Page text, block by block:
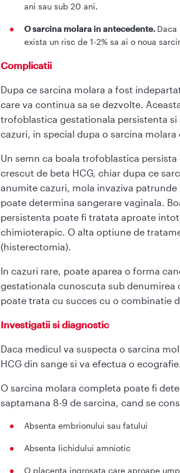
ani sau sub 20 ani.
O sarcina molara in antecedente. Daca
exista un risc de 1-2% sa ai o noua
Complicatii
Dupa ce sarcina molara a fost
care va continua sa se dezvolte.
trofoblastica gestationala persistenta si
cazuri, in special dupa o sarcina molara
Un semn ca boala trofoblastica
crescut de beta HCG, chiar dupa ce
anumite cazuri, mola invaziva
poate determina sangerare vaginala.
persistenta poate fi tratata aproate
chimioterapic. O alta optiune de
(histerectomia).
In cazuri rare, poate aparea o forma
gestationala cunoscuta sub denumirea
poate trata cu succes cu o combinatie
Investigatii si diagnostic
Daca medicul va suspecta o sarcina
HCG din sange si va efectua o
O sarcina molara completa poate fi
saptamana 8-9 de sarcina, cand se
Absenta embrionului sau fatului
Absenta lichidului amniotic
O placenta ingrosata care aproape